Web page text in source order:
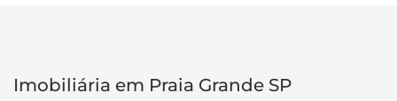
Imobiliária em Praia Grande SP